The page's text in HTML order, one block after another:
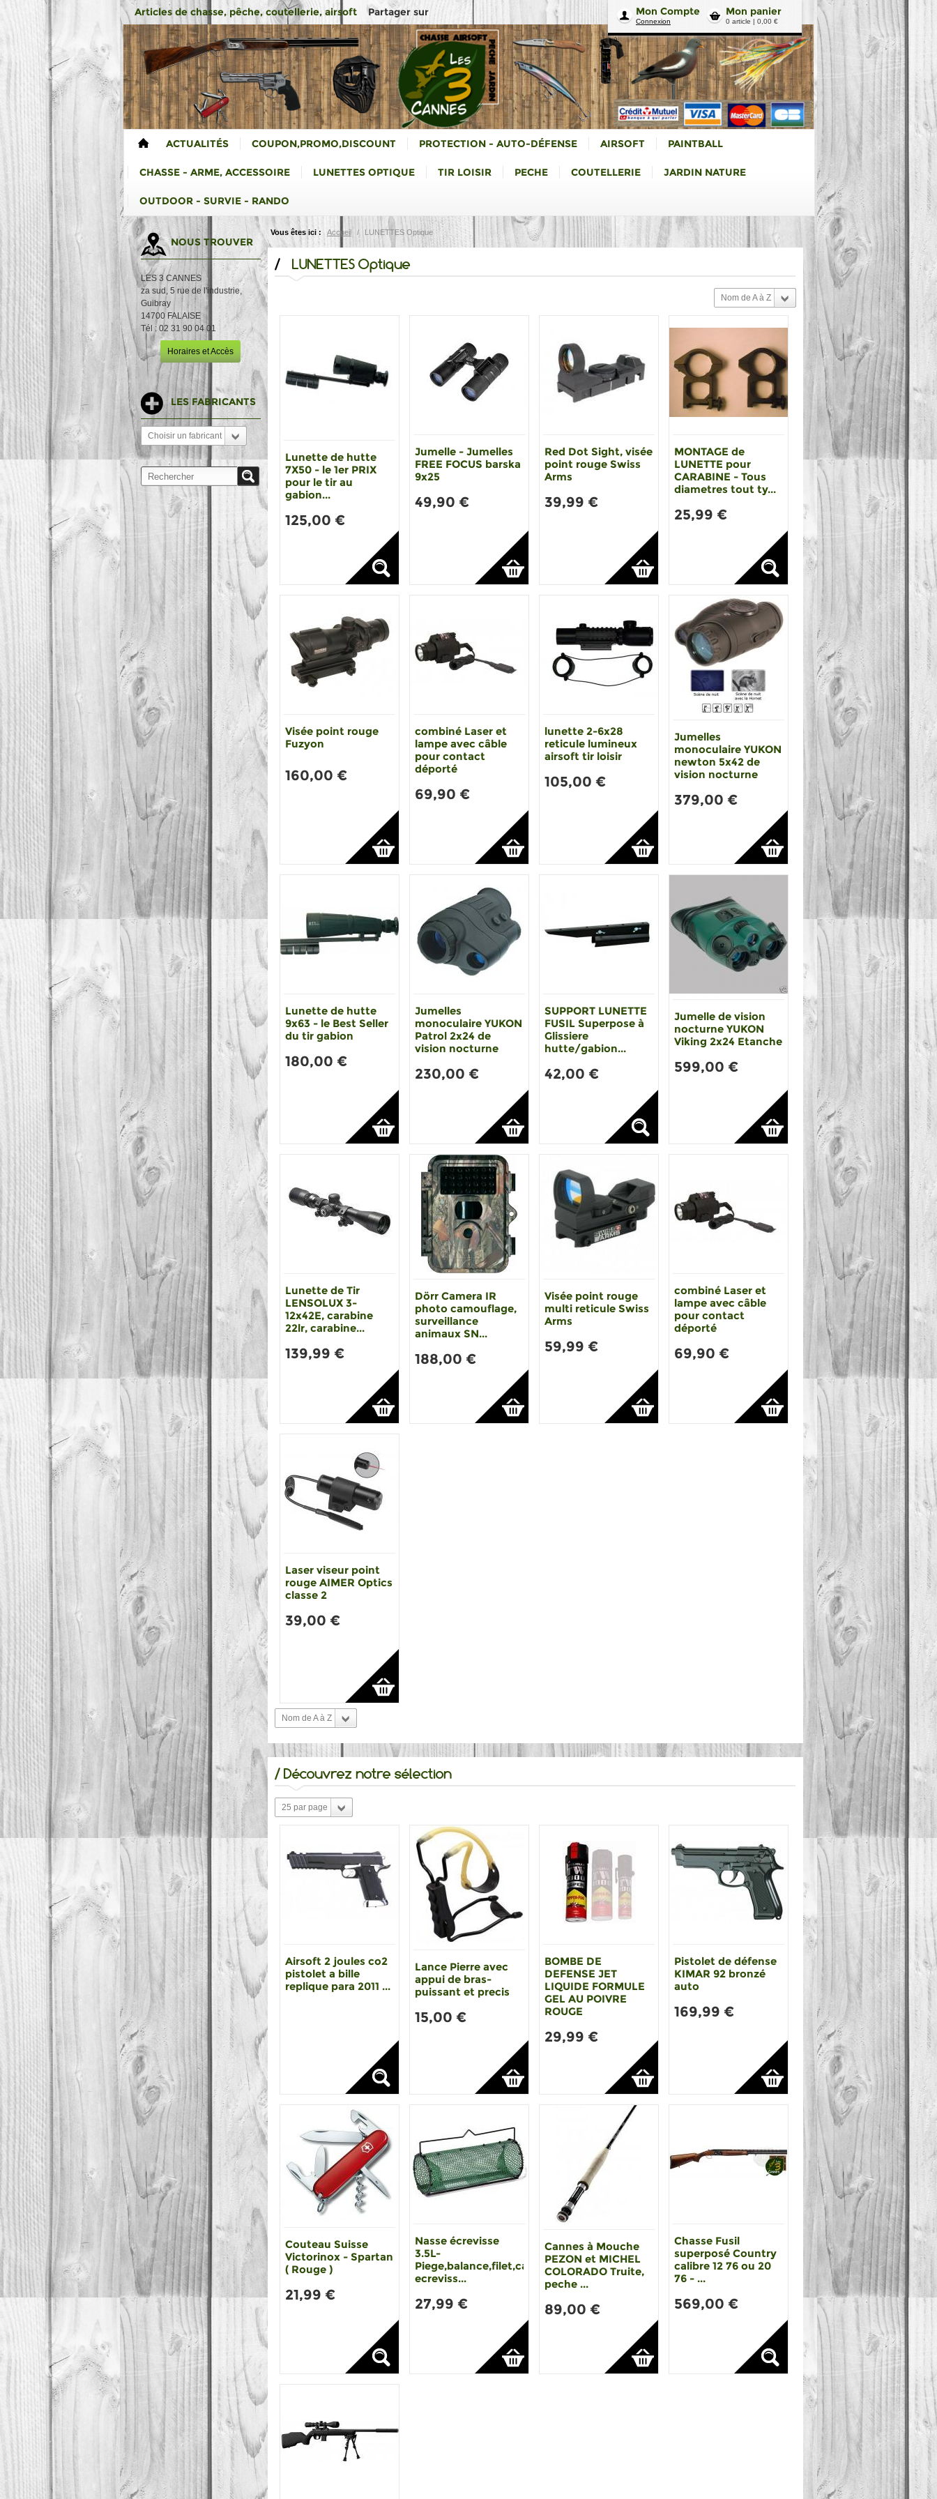
Mon panier
0 article | 0,00 €
Mon Compte
Connexion
Articles de chasse, pêche, coutellerie, airsoft Partager sur
ACTUALITÉS COUPON,PROMO,DISCOUNT PROTECTION - AUTO-DÉFENSE AIRSOFT PAINTBALL
CHASSE - ARME, ACCESSOIRE LUNETTES OPTIQUE TIR LOISIR PECHE COUTELLERIE JARDIN NATURE
OUTDOOR - SURVIE - RANDO
NOUS TROUVER
LES 3 CANNES
za sud, 5 rue de l'industrie,
Guibray
14700 FALAISE
Tél : 02 31 90 04 01
Horaires et Accès
LES FABRICANTS
Choisir un fabricant
Vous êtes ici : Accueil / LUNETTES Optique
/ LUNETTES Optique
Nom de A à Z
Lunette de hutte
7X50 - le 1er PRIX
pour le tir au
gabion...
125,00 €
Jumelle - Jumelles
FREE FOCUS barska
9x25
49,90 €
Red Dot Sight, visée
point rouge Swiss
Arms
39,99 €
MONTAGE de
LUNETTE pour
CARABINE - Tous
diametres tout ty...
25,99 €
Visée point rouge
Fuzyon
160,00 €
combiné Laser et
lampe avec câble
pour contact
déporté
69,90 €
lunette 2-6x28
reticule lumineux
airsoft tir loisir
105,00 €
Jumelles
monoculaire YUKON
newton 5x42 de
vision nocturne
379,00 €
Lunette de hutte
9x63 - le Best Seller
du tir gabion
180,00 €
Jumelles
monoculaire YUKON
Patrol 2x24 de
vision nocturne
230,00 €
SUPPORT LUNETTE
FUSIL Superpose à
Glissiere
hutte/gabion...
42,00 €
Jumelle de vision
nocturne YUKON
Viking 2x24 Etanche
599,00 €
Lunette de Tir
LENSOLUX 3-
12x42E, carabine
22lr, carabine...
139,99 €
Dörr Camera IR
photo camouflage,
surveillance
animaux SN...
188,00 €
Visée point rouge
multi reticule Swiss
Arms
59,99 €
combiné Laser et
lampe avec câble
pour contact
déporté
69,90 €
Laser viseur point
rouge AIMER Optics
classe 2
39,00 €
Nom de A à Z
/ Découvrez notre sélection
25 par page
Airsoft 2 joules co2
pistolet a bille
replique para 2011 ...
Lance Pierre avec
appui de bras-
puissant et precis
15,00 €
BOMBE DE
DEFENSE JET
LIQUIDE FORMULE
GEL AU POIVRE
ROUGE
29,99 €
Pistolet de défense
KIMAR 92 bronzé
auto
169,99 €
Couteau Suisse
Victorinox - Spartan
( Rouge )
21,99 €
Nasse écrevisse
3.5L-
Piege,balance,filet,casier
ecreviss...
27,99 €
Cannes à Mouche
PEZON et MICHEL
COLORADO Truite,
peche ...
89,00 €
Chasse Fusil
superposé Country
calibre 12 76 ou 20
76 - ...
569,00 €